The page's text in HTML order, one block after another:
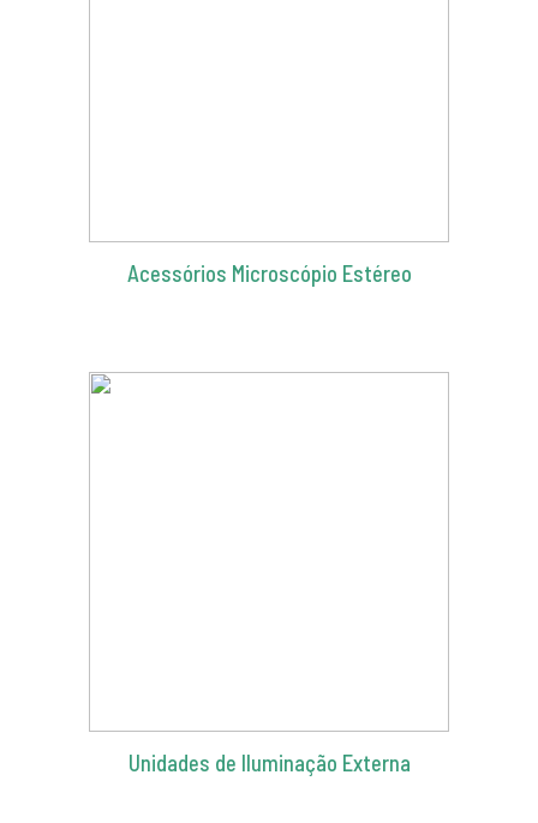
Acessórios Microscópio Estéreo
Unidades de Iluminação Externa